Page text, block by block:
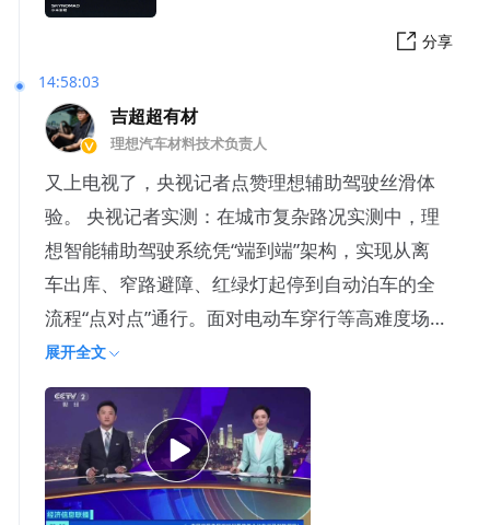
分享
14:58:03
吉超超有材
理想汽车材料技术负责人
又上电视了，央视记者点赞理想辅助驾驶丝滑体
验。 央视记者实测：在城市复杂路况实测中，理
想智能辅助驾驶系统凭“端到端”架构，实现从离
车出库、窄路避障、红绿灯起停到自动泊车的全
流程“点对点”通行。面对电动车穿行等高难度场
景，系统展现出极强
展开全文